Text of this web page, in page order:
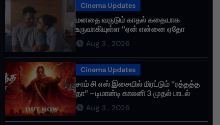
Cinema Updates
மனதை வருடும் காதல் கதையாக
உருவாகியுள்ள “ஏன் என்னை ஏதோ
செய்தாய்” – டீசர் வெளியானது !
Aug 3 , 2026
Cinema Updates
சாம் சி எஸ் இசையில் மிரட்டும் “ரத்தத்த
தா” – டிமான்டி காலனி 3 முதல் பாடல்
ரசிகர்களை கவர்ந்து வருகிறது!
Aug 3 , 2026